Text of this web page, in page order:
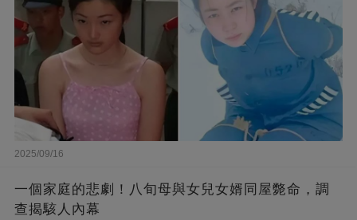
2025/09/16
一個家庭的悲劇！八旬母與女兒女婿同屋斃命，調
查揭駭人內幕